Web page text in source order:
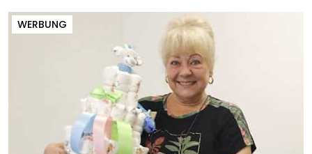
WERBUNG